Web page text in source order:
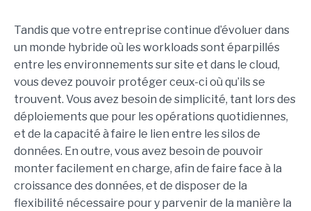
Tandis que votre entreprise continue d’évoluer dans
un monde hybride où les workloads sont éparpillés
entre les environnements sur site et dans le cloud,
vous devez pouvoir protéger ceux-ci où qu’ils se
trouvent. Vous avez besoin de simplicité, tant lors des
déploiements que pour les opérations quotidiennes,
et de la capacité à faire le lien entre les silos de
données. En outre, vous avez besoin de pouvoir
monter facilement en charge, afin de faire face à la
croissance des données, et de disposer de la
flexibilité nécessaire pour y parvenir de la manière la